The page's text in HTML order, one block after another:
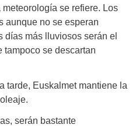
se refiere. Los
aunque no se esperan
días más lluviosos serán el
tampoco se descartan
tarde, Euskalmet mantiene la
serán bastante